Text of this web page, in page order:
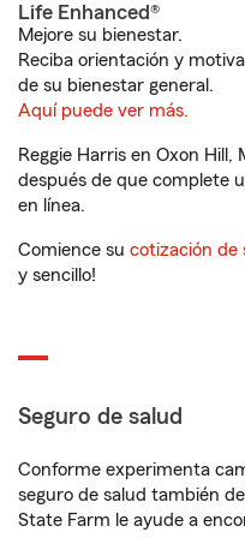
Life Enhanced®
Mejore su bienestar.
Reciba orientación y
de su bienestar general.
Aquí puede ver más.
Reggie Harris en Oxon
después de que complete
en línea.
Comience su cotización de
y sencillo!
Seguro de salud
Conforme experimenta
seguro de salud también
State Farm le ayude a